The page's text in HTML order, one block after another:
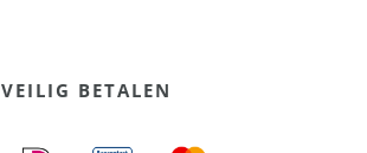
VEILIG BETALEN